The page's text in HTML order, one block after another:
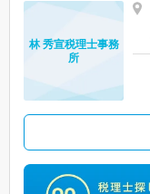
林 秀宣税理士事務
所